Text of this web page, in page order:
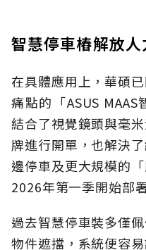
智慧停車樁解放人
在具體應用上，華碩
痛點的「ASUS
結合了視覺鏡頭與毫
牌進行開單，也解決
邊停車及更大規模的
2026年第一季開始部
過去智慧停車裝多僅
物件遮擋，系統便容